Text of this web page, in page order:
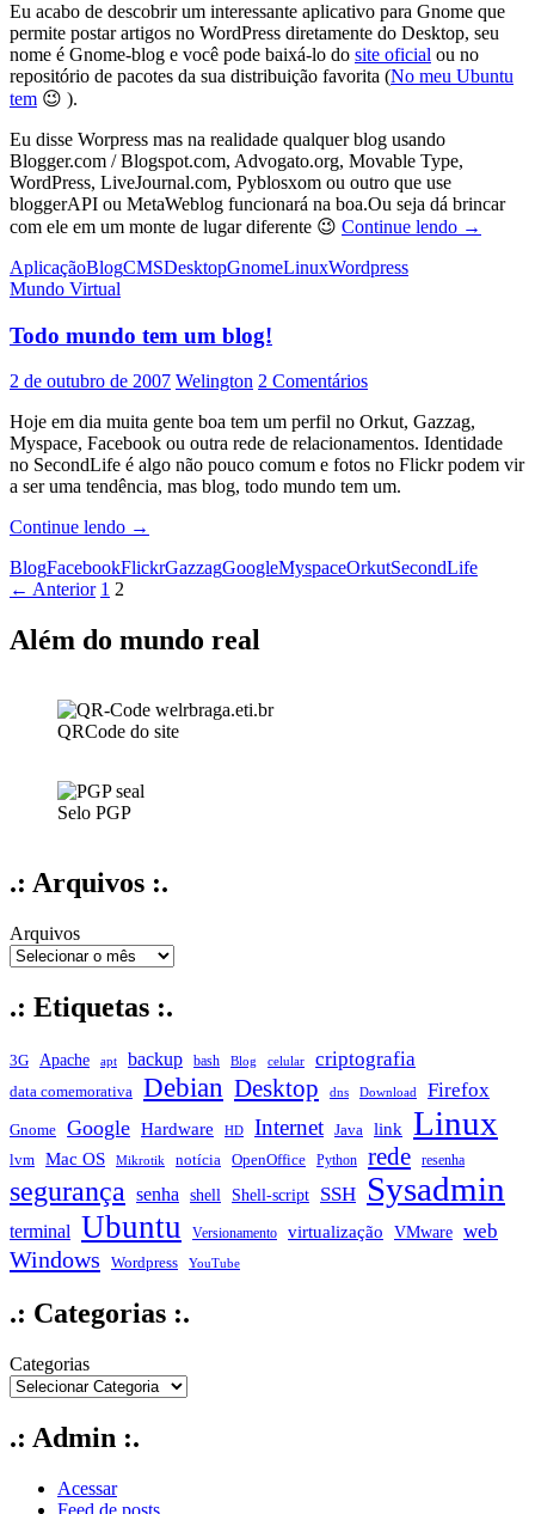
Eu acabo de descobrir um interessante aplicativo para Gnome que
permite postar artigos no WordPress diretamente do Desktop, seu
nome é Gnome-blog e você pode baixá-lo do site oficial ou no
repositório de pacotes da sua distribuição favorita (No meu Ubuntu
tem 😉 ).
Eu disse Worpress mas na realidade qualquer blog usando
Blogger.com / Blogspot.com, Advogato.org, Movable Type,
WordPress, LiveJournal.com, Pyblosxom ou outro que use
bloggerAPI ou MetaWeblog funcionará na boa.Ou seja dá brincar
com ele em um monte de lugar diferente 😉 Continue lendo
Blogando
→
AplicaçãoBlogCMSDesktopGnomeLinuxWordpress
Mundo Virtual
Todo mundo tem um blog!
2 de outubro de 2007 Welington 2 Comentários
Hoje em dia muita gente boa tem um perfil no Orkut, Gazzag,
Myspace, Facebook ou outra rede de relacionamentos. Identidade
no SecondLife é algo não pouco comum e fotos no Flickr podem vir
a ser uma tendência, mas blog, todo mundo tem um.
Continue lendo Todo
tem
→
BlogFacebookFlickrGazzagGoogleMyspaceOrkutSecondLife
Navegação
posts
← Anterior 1 2
Além do mundo real
QRCode do site
Selo PGP
.: Arquivos :.
Arquivos
.: Etiquetas :.
3G Apache apt backup bash Blog celular criptografia
data comemorativa Debian Desktop dns Download Firefox
Gnome Google Hardware HD Internet Java link Linux
lvm Mac OS Mikrotik notícia OpenOffice Python rede resenha
segurança senha shell Shell-script SSH Sysadmin
terminal Ubuntu Versionamento virtualização VMware web
Windows Wordpress YouTube
.: Categorias :.
Categorias
.: Admin :.
Acessar
Feed de posts